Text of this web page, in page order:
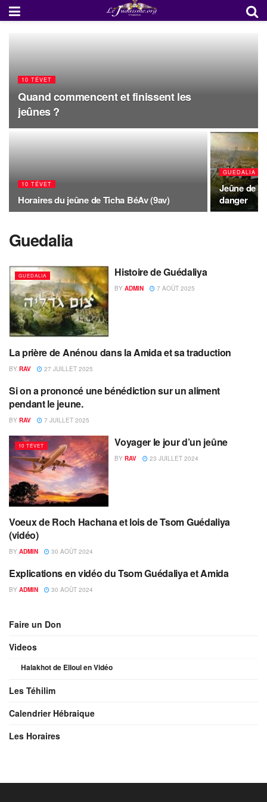
10 TÉVET
Quand commencent et finissent les
jeûnes ?
10 TÉVET
Horaires du jeûne de Ticha BéAv (9av)
GUEDALIA
Jeûne de
danger
Guedalia
GUEDALIA Histoire de Guédaliya
BY ADMIN 7 AOÛT 2025
10 TÉVET
La prière de Anénou dans la Amida et sa traduction
BY RAV 27 JUILLET 2025
10 TÉVET
Si on a prononcé une bénédiction sur un aliment
pendant le jeune.
BY RAV 7 JUILLET 2025
10 TÉVET Voyager le jour d’un jeûne
BY RAV 23 JUILLET 2024
GUEDALIA
Voeux de Roch Hachana et lois de Tsom Guédaliya
(vidéo)
BY ADMIN 30 AOÛT 2024
GUEDALIA
Explications en vidéo du Tsom Guédaliya et Amida
BY ADMIN 30 AOÛT 2024
Faire un Don
Videos
Halakhot de Elloul en Vidéo
Les Téhilim
Calendrier Hébraique
Les Horaires